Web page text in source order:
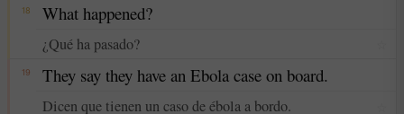
18 What happened?
¿Qué ha pasado?
19 They say they have an Ebola case on board.
Dicen que tienen un caso de ébola a bordo.